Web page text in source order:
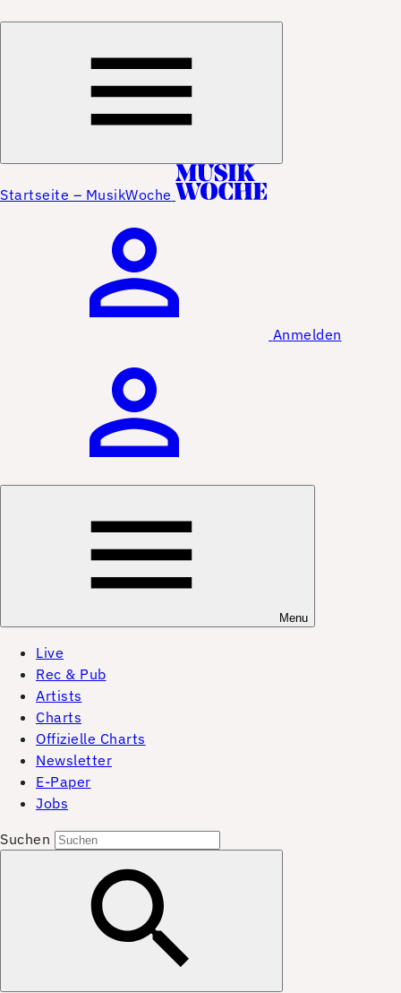
Startseite – MusikWoche
Anmelden
Menu
Live
Rec & Pub
Artists
Charts
Offizielle Charts
Newsletter
E-Paper
Jobs
Suchen